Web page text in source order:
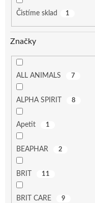
Čistíme sklad 1
Značky
ALL ANIMALS 7
ALPHA SPIRIT 8
Apetit 1
BEAPHAR 2
BRIT 11
BRIT CARE 9